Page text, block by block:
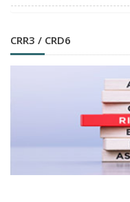
CRR3 / CRD6